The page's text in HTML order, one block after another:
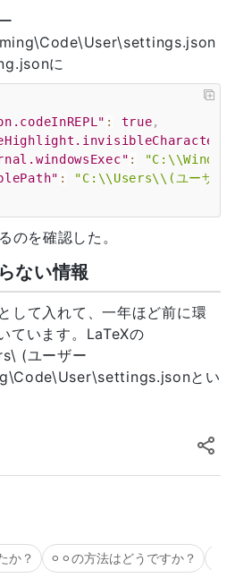
に
: true,
:
: "C:\\Users\\(ユーザ
のを確認した。
ない情報
して入れて、一年ほど前に環
ています。LaTeXの
(ユーザー
とい
か？ ⚪︎⚪︎の方法はどうですか？